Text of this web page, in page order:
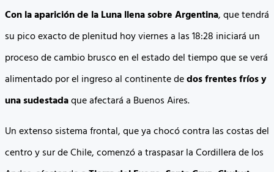
Con la aparición de la Luna llena sobre Argentina, que tendrá
su pico exacto de plenitud hoy viernes a las 18:28 iniciará un
proceso de cambio brusco en el estado del tiempo que se verá
alimentado por el ingreso al continente dedos frentes fríos y
una sudestadaque afectará a Buenos Aires.
Un extenso sistema frontal, que ya chocó contra las costas del
centro y sur de Chile, comenzó a traspasar la Cordillera de los